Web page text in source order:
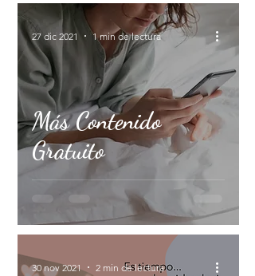
Más Contenido
Gratuito
27 dic 2021 1 min de lectura
30 nov 2021 2 min de lectura